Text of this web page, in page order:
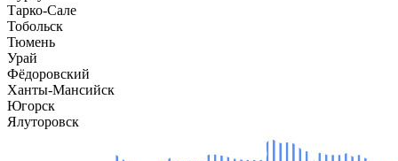
Тарко-Сале
Тобольск
Тюмень
Урай
Фёдоровский
Ханты-Мансийск
Югорск
Ялуторовск